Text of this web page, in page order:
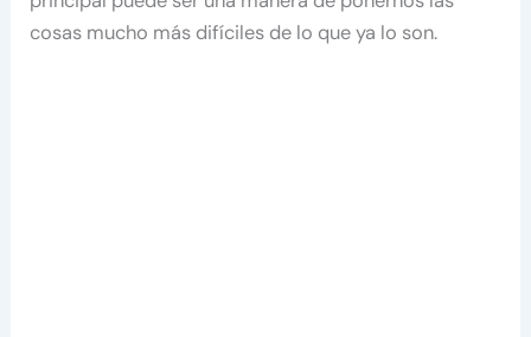
cosas mucho más difíciles de lo que ya lo son.